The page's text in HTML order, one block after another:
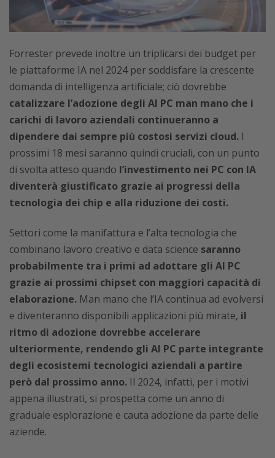
Forrester prevede inoltre un triplicarsi dei budget per
le piattaforme IA nel 2024 per soddisfare la crescente
domanda di intelligenza artificiale; ciò dovrebbe
catalizzare l’adozione degli AI PC man mano che i
carichi di lavoro aziendali continueranno a
dipendere dai sempre più costosi servizi cloud. I
prossimi 18 mesi saranno quindi cruciali, con un punto
di svolta atteso quando l’investimento nei PC con IA
diventerà giustificato grazie ai progressi della
tecnologia dei chip e alla riduzione dei costi.
Settori come la manifattura e l’alta tecnologia che
combinano lavoro creativo e data science saranno
probabilmente tra i primi ad adottare gli AI PC
grazie ai prossimi chipset con maggiori capacità di
elaborazione. Man mano che l’IA continua ad evolversi
e diventeranno disponibili applicazioni più mirate, il
ritmo di adozione dovrebbe accelerare
ulteriormente, rendendo gli AI PC parte integrante
degli ecosistemi tecnologici aziendali a partire
però dal prossimo anno. Il 2024, infatti, per i motivi
appena illustrati, si prospetta come un anno di
graduale esplorazione e cauta adozione da parte delle
aziende.